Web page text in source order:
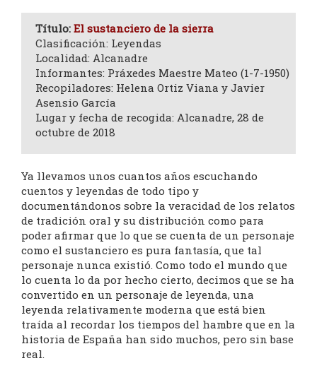
Título: El sustanciero de la sierra
Clasificación: Leyendas
Localidad: Alcanadre
Informantes: Práxedes Maestre Mateo (1-7-1950)
Recopiladores: Helena Ortiz Viana y Javier
Asensio García
Lugar y fecha de recogida: Alcanadre, 28 de
octubre de 2018
Ya llevamos unos cuantos años escuchando
cuentos y leyendas de todo tipo y
documentándonos sobre la veracidad de los relatos
de tradición oral y su distribución como para
poder afirmar que lo que se cuenta de un personaje
como el sustanciero es pura fantasía, que tal
personaje nunca existió. Como todo el mundo que
lo cuenta lo da por hecho cierto, decimos que se ha
convertido en un personaje de leyenda, una
leyenda relativamente moderna que está bien
traída al recordar los tiempos del hambre que en la
historia de España han sido muchos, pero sin base
real.